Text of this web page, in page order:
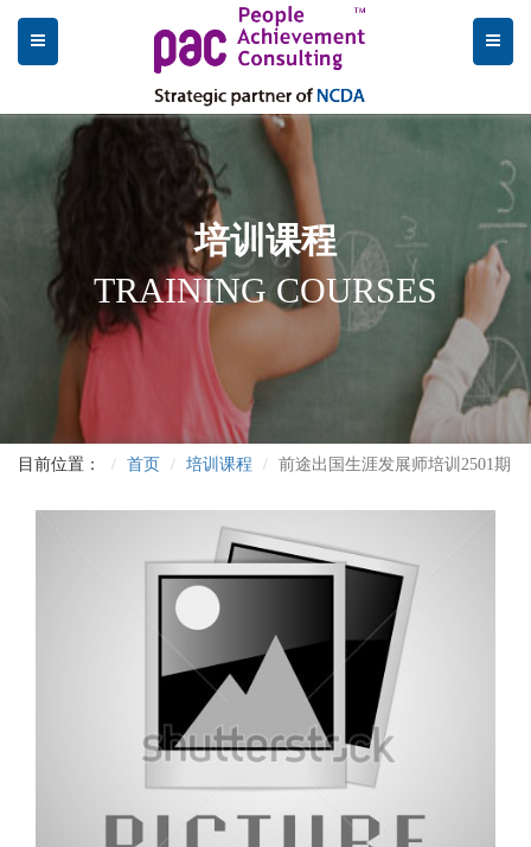
培训课程
TRAINING COURSES
目前位置： 首页 培训课程 前途出国生涯发展师培训2501期